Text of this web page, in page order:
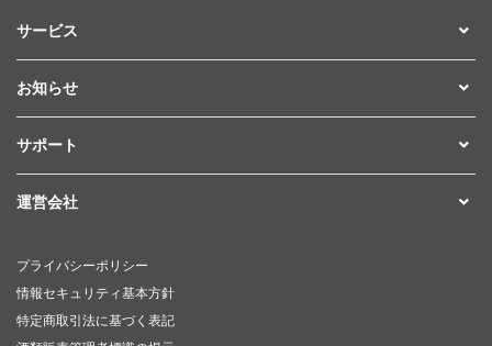
サービス
お知らせ
サポート
運営会社
プライバシーポリシー
情報セキュリティ基本方針
特定商取引法に基づく表記